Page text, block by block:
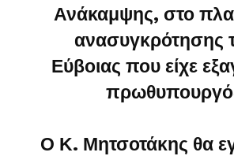
Ανάκαμψης, στο
ανασυγκρότησης
Εύβοιας που είχε
Ο Κ. Μητσοτάκης θα